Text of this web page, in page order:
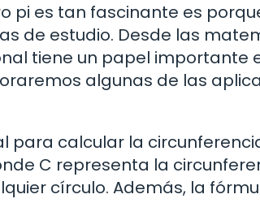
pi es tan fascinante es
de estudio. Desde las
tiene un papel importante
algunas de las
para calcular la
C representa la
círculo. Además, la